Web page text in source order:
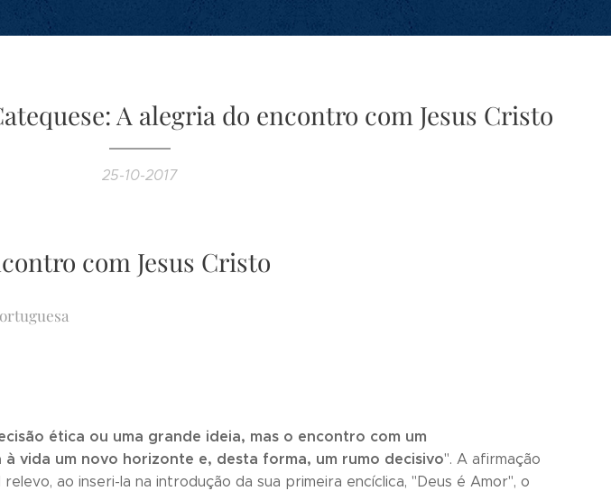
A alegria do encontro com Jesus Cristo
25-10-2017
com Jesus Cristo
ética ou uma grande ideia, mas o encontro com um
vida um novo horizonte e, desta forma, um rumo decisivo". A afirmação
ao inseri-la na introdução da sua primeira encíclica, "Deus é Amor", o